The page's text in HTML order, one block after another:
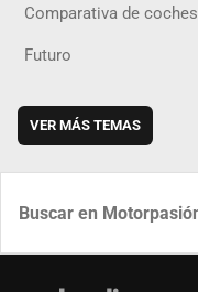
Comparativa de coches
Futuro
VER MÁS TEMAS